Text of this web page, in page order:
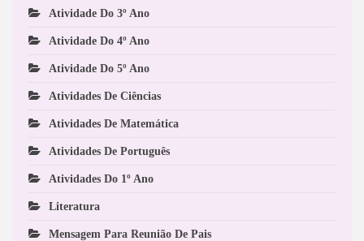
Atividade Do 3º Ano
Atividade Do 4º Ano
Atividade Do 5º Ano
Atividades De Ciências
Atividades De Matemática
Atividades De Português
Atividades Do 1º Ano
Literatura
Mensagem Para Reunião De Pais